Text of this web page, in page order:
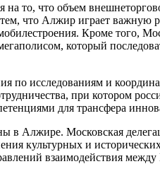
что объем
что Алжир играет важную
Кроме того,
который
по исследованиям и
при котором
для трансфера
Алжире. Московская
культурных и
взаимодействия